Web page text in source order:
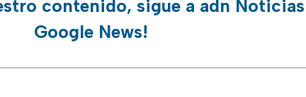
contenido, sigue a adn
Google News!